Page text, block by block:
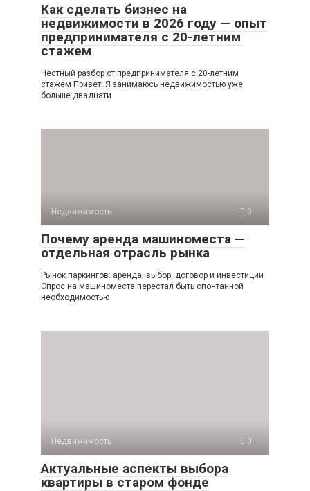
Как сделать бизнес на
недвижимости в 2026 году — опыт
предпринимателя с 20-летним
стажем
Честный разбор от предпринимателя с 20-летним
стажем Привет! Я занимаюсь недвижимостью уже
больше двадцати
Недвижимость 0
Почему аренда машиноместа —
отдельная отрасль рынка
Рынок паркингов: аренда, выбор, договор и инвестиции
Спрос на машиноместа перестал быть спонтанной
необходимостью
Недвижимость 0
Актуальные аспекты выбора
квартиры в старом фонде